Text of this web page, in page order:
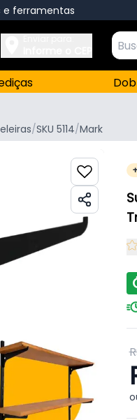
e ferramentas
/SKU 5114/Mark